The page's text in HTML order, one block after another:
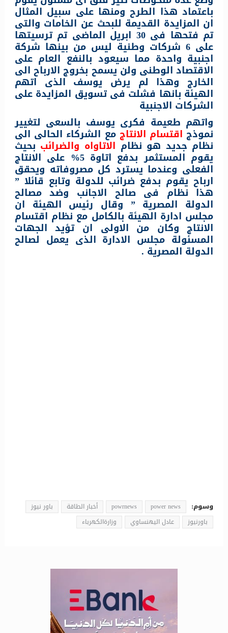
باعتماد هذا الطرح ومنها على سبيل المثال
ان المزايدة القديمة للبحث عن الخامات والتى
تم فتحها فى 30 ابريل الماضى تم ترسيتها
على 6 شركات وطنية ليس من بينها شركة
اجنبية واحدة مما سيعود بالنفع العام على
الاقتصاد الوطنى ولن يسمح بخروج الارباح الى
الخارج وهذا لم يرض يوسف الذى اتهم
الهيئة بانها فشلت فى تسويق المزايدة على
الشركات الاجنبية
واتهم طعيمة فكرى يوسف بالسعى لتغيير
نموذجاقتسام الانتاج مع الشركاء الحالى الى
نظام جديد هو نظام الاتاواه والضرائب بحيث
يقوم المستثمر بدفع اتاوة 5% على الانتاج
الفعلى وعندما يسترد كل مصروفاته ويحقق
ارباح يقوم بدفع ضرائب للدولة وتابع قائلا ”
هذا نظام فى صالح الاجانب وضد مصالح
الدولة المصرية ” وقال رئيس الهيئة ان
مجلس ادارة الهيئة بالكامل مع نظام اقتسام
الانتاج وكان من الاولى ان تؤيد الجهات
المسئولة مجلس الادارة الذى يعمل لصالح
الدولة المصرية .
وسوم: power news
powrnews أخبار الطاقة
باور نيوز
باورنيوز
عادل اليهنساوي وزارةالكهرباء